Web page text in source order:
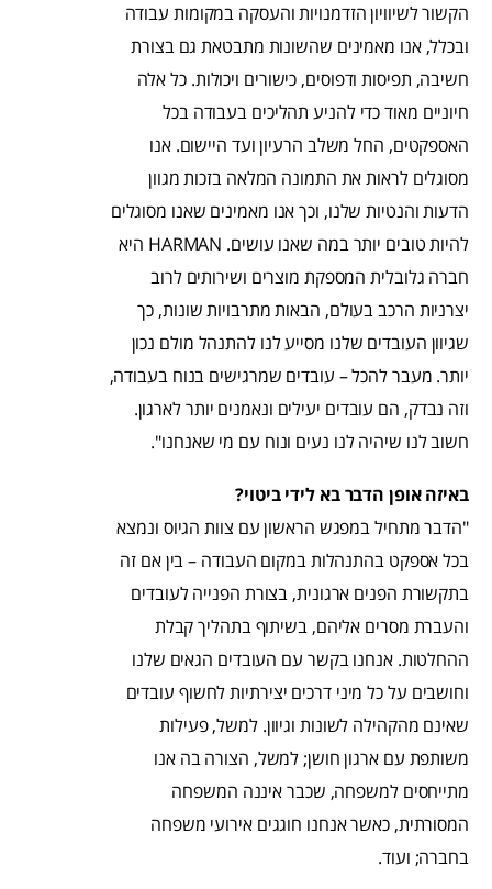
הקשור לשיוויון הזדמנויות והעסקה במקומות עבודה
ובכלל, אנו מאמינים שהשונות מתבטאת גם בצורת
חשיבה, תפיסות ודפוסים, כישורים ויכולות. כל אלה
חיוניים מאוד כדי להניע תהליכים בעבודה בכל
האספקטים, החל משלב הרעיון ועד היישום. אנו
מסוגלים לראות את התמונה המלאה בזכות מגוון
הדעות והנטיות שלנו, וכך אנו מאמינים שאנו מסוגלים
להיות טובים יותר במה שאנו עושים. HARMAN היא
חברה גלובלית המספקת מוצרים ושירותים לרוב
יצרניות הרכב בעולם, הבאות מתרבויות שונות, כך
שגיוון העובדים שלנו מסייע לנו להתנהל מולם נכון
יותר. מעבר להכל – עובדים שמרגישים בנוח בעבודה,
וזה נבדק, הם עובדים יעילים ונאמנים יותר לארגון.
חשוב לנו שיהיה לנו נעים ונוח עם מי שאנחנו".
באיזה אופן הדבר בא לידי ביטוי?
"הדבר מתחיל במפגש הראשון עם צוות הגיוס ונמצא
בכל אספקט בהתנהלות במקום העבודה – בין אם זה
בתקשורת הפנים ארגונית, בצורת הפנייה לעובדים
והעברת מסרים אליהם, בשיתוף בתהליך קבלת
ההחלטות. אנחנו בקשר עם העובדים הגאים שלנו
וחושבים על כל מיני דרכים יצירתיות לחשוף עובדים
שאינם מהקהילה לשונות וגיוון. למשל, פעילות
משותפת עם ארגון חושן; למשל, הצורה בה אנו
מתייחסים למשפחה, שכבר איננה המשפחה
המסורתית, כאשר אנחנו חוגגים אירועי משפחה
בחברה; ועוד.